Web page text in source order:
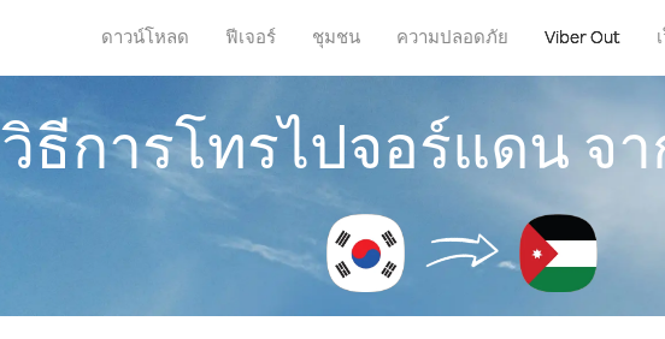
ดาวน์โหลด ฟีเจอร์ ชุมชน ความปลอดภัย Viber Out
วิธีการโทรไปจอร์แดน จา